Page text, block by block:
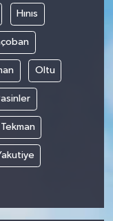
Hınıs
Oltu
Tekman